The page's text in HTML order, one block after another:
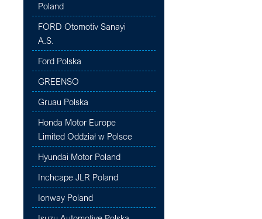
Poland
FORD Otomotiv Sanayi
A.S.
Ford Polska
GREENSO
Gruau Polska
Honda Motor Europe
Limited Oddział w Polsce
Hyundai Motor Poland
Inchcape JLR Poland
Ionway Poland